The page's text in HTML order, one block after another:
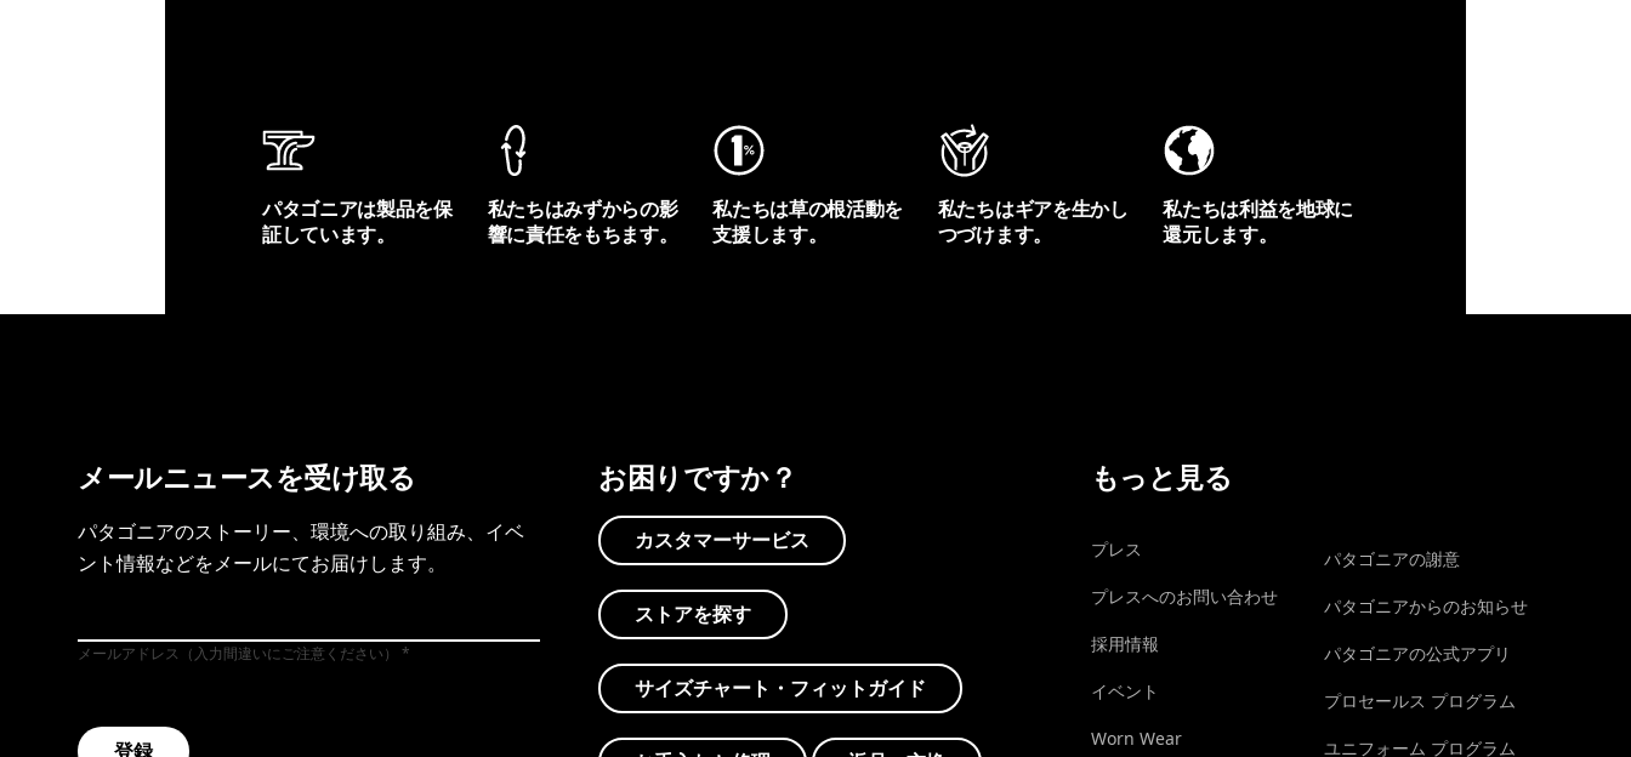
パタゴニアは製品を保
証しています。
私たちはみずからの影
響に責任をもちます。
私たちは草の根活動を
支援します。
私たちはギアを生かし
つづけます。
私たちは利益を地球に
還元します。
メールニュースを受け取る
パタゴニアのストーリー、環境への取り組み、イベ
ント情報などをメールにてお届けします。
メールアドレス（入力間違いにご注意ください）
登録
お困りですか？
カスタマーサービス
ストアを探す
サイズチャート・フィットガイド
もっと見る
プレス
プレスへのお問い合わせ
採用情報
イベント
Worn Wear
パタゴニアの謝意
パタゴニアからのお知らせ
パタゴニアの公式アプリ
プロセールス プログラム
ユニフォーム プログラム